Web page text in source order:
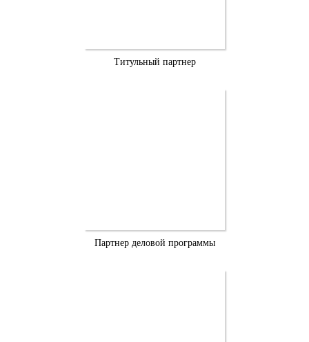
Титульный партнер
Партнер деловой программы